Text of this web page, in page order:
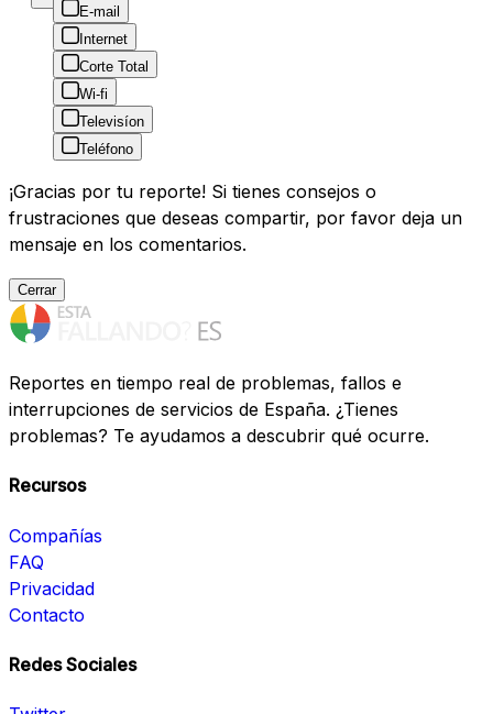
E-mail
Internet
Corte Total
Wi-fi
Televisíon
Teléfono
¡Gracias por tu reporte! Si tienes consejos o
frustraciones que deseas compartir, por favor deja un
mensaje en los comentarios.
Cerrar
Reportes en tiempo real de problemas, fallos e
interrupciones de servicios de España. ¿Tienes
problemas? Te ayudamos a descubrir qué ocurre.
Recursos
Compañías
FAQ
Privacidad
Contacto
Redes Sociales